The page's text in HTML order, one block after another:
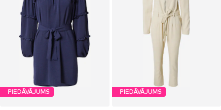
PIEDĀVĀJUMS PIEDĀVĀJUMS